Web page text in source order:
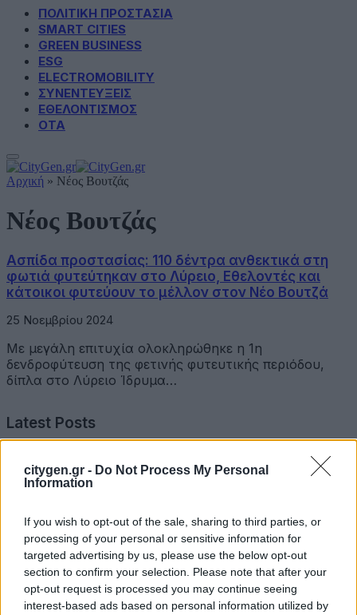
citygen.gr - Do Not Process My Personal
Information
If you wish to opt-out of the sale, sharing to third parties, or
processing of your personal or sensitive information for
targeted advertising by us, please use the below opt-out
section to confirm your selection. Please note that after your
opt-out request is processed you may continue seeing
interest-based ads based on personal information utilized by
ΠΟΛΙΤΙΚΗ ΠΡΟΣΤΑΣΙΑ
SMART CITIES
GREEN BUSINESS
ESG
ELECTROMOBILITY
ΣΥΝΕΝΤΕΥΞΕΙΣ
ΕΘΕΛΟΝΤΙΣΜΟΣ
ΟΤΑ
Αρχική » Νέος Βουτζάς
Νέος Βουτζάς
Ασπίδα προστασίας: 110 δέντρα ανθεκτικά στη
φωτιά φυτεύτηκαν στο Λύρειο, Εθελοντές και
κάτοικοι φυτεύουν το μέλλον στον Νέο Βουτζά
25 Νοεμβρίου 2024
Με μεγάλη επιτυχία ολοκληρώθηκε η 1η
δενδροφύτευση της φετινής φυτευτικής περιόδου,
δίπλα στο Λύρειο Ίδρυμα…
Latest Posts
Όμιλος Σαρακάκη: Παραχώρησε το νέο Maxus T60 Max
στην ΕΠΟΜΕΑ Βιλίων
Ν. Χαρδαλιάς: «Με το Παρατηρητήριο Έργων η
Περιφέρεια αποκτά ένα πρωτοποριακό ψηφιακό
εργαλείο λογοδοσίας»
6 Αυγούστου 2026